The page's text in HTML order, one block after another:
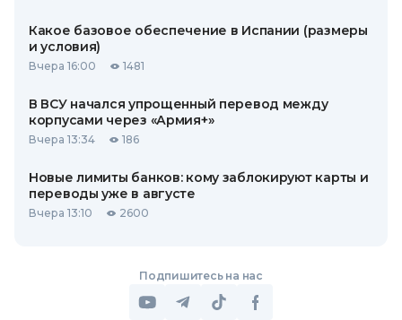
Какое базовое обеспечение в Испании (размеры
и условия)
Вчера 16:00 1481
В ВСУ начался упрощенный перевод между
корпусами через «Армия+»
Вчера 13:34 186
Новые лимиты банков: кому заблокируют карты и
переводы уже в августе
Вчера 13:10 2600
Подпишитесь на нас